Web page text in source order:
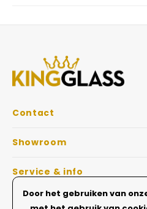
Contact
Showroom
Service & info
Dé Glazen wanden
Door het gebruiken van